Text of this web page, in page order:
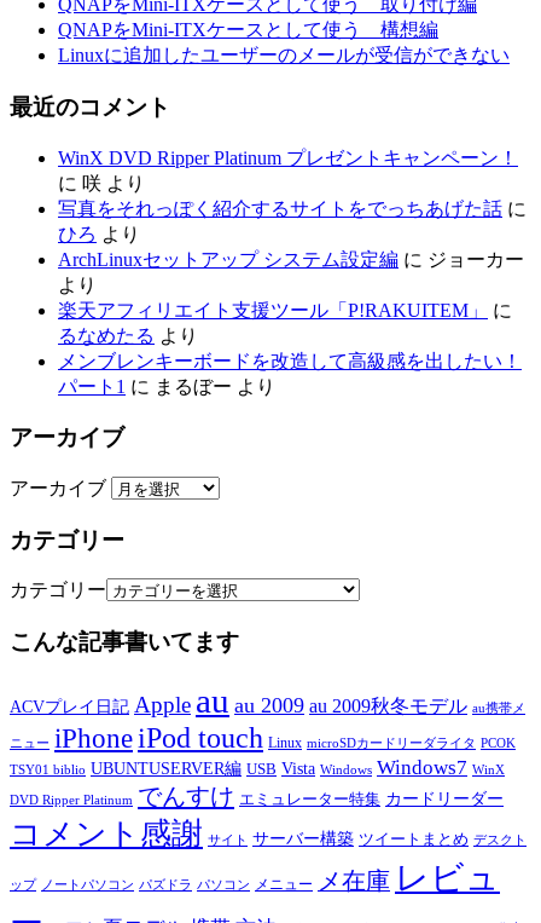
QNAPをMini-ITXケースとして使う 取り付け編
QNAPをMini-ITXケースとして使う 構想編
Linuxに追加したユーザーのメールが受信ができない
最近のコメント
WinX DVD Ripper Platinum プレゼントキャンペーン！
に 咲 より
写真をそれっぽく紹介するサイトをでっちあげた話 に
ひろ より
ArchLinuxセットアップ システム設定編 に ジョーカー
より
楽天アフィリエイト支援ツール「P!RAKUITEM」
に
るなめたる より
メンブレンキーボードを改造して高級感を出したい！
パート1 に まるぼー より
アーカイブ
アーカイブ
カテゴリー
カテゴリー
こんな記事書いてます
ACVプレイ日記 Apple au au 2009 au 2009秋冬モデル au携帯メ
ニュー iPhoneiPod touch Linux microSDカードリーダライタ PCOK
TSY01 biblio UBUNTUSERVER編 USB Vista Windows Windows7 WinX
DVD Ripper Platinum でんすけ エミュレーター特集 カードリーダー
コメント感謝 サイト サーバー構築 ツイートまとめ デスクト
ップ ノートパソコン パズドラ パソコン メニュー メ在庫 レビュ